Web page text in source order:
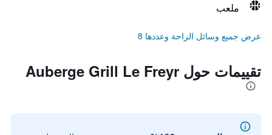
ملعب
عرض جميع وسائل الراحة وعددها 8
تقييمات حول Auberge Grill Le Freyr